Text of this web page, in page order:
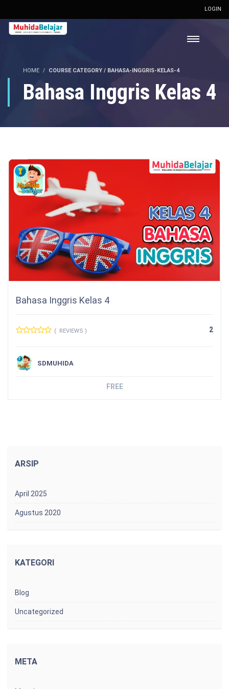
LOGIN
HOME COURSE CATEGORY / BAHASA-INGGRIS-KELAS-4
Bahasa Inggris Kelas 4
Bahasa Inggris Kelas 4
( REVIEWS ) 2
SDMUHIDA
FREE
ARSIP
April 2025
Agustus 2020
KATEGORI
Blog
Uncategorized
META